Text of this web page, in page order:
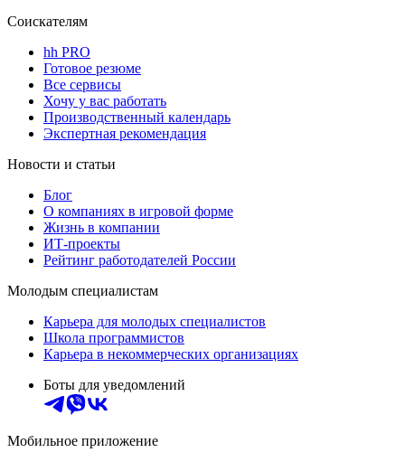
Соискателям
hh PRO
Готовое резюме
Все сервисы
Хочу у вас работать
Производственный календарь
Экспертная рекомендация
Новости и статьи
Блог
О компаниях в игровой форме
Жизнь в компании
ИТ-проекты
Рейтинг работодателей России
Молодым специалистам
Карьера для молодых специалистов
Школа программистов
Карьера в некоммерческих организациях
Боты для уведомлений
Мобильное приложение